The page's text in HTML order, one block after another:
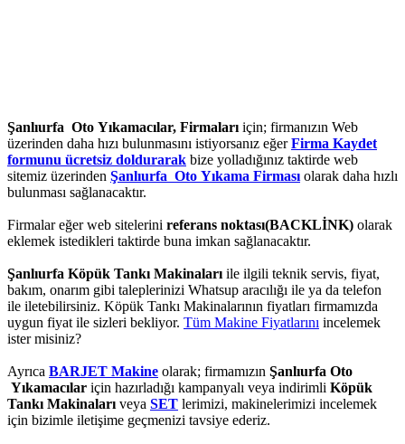
Şanlıurfa Oto Yıkamacılar, Firmalarıiçin; firmanızın Web
üzerinden daha hızı bulunmasını istiyorsanız eğerFirma Kaydet
formunu ücretsiz doldurarak bize yolladığınız taktirde web
sitemiz üzerinden Şanlıurfa Oto Yıkama Firmasıolarak daha hızlı
bulunması sağlanacaktır.
Firmalar eğer web sitelerini referans noktası(BACKLİNK) olarak
eklemek istedikleri taktirde buna imkan sağlanacaktır.
Şanlıurfa Köpük Tankı Makinalarıile ilgili teknik servis, fiyat,
bakım, onarım gibi taleplerinizi Whatsup aracılığı ile ya da telefon
ile iletebilirsiniz. Köpük Tankı Makinalarının fiyatları firmamızda
uygun fiyat ile sizleri bekliyor. Tüm Makine Fiyatlarını incelemek
ister misiniz?
Ayrıca BARJET Makine olarak; firmamızın Şanlıurfa Oto
Yıkamacılar için hazırladığı kampanyalı veya indirimli Köpük
Tankı Makinalarıveya SET lerimizi, makinelerimizi incelemek
için bizimle iletişime geçmenizi tavsiye ederiz.